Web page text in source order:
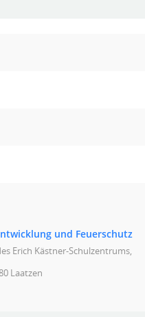
und Feuerschutz
Erich Kästner-Schulzentrums,
Laatzen